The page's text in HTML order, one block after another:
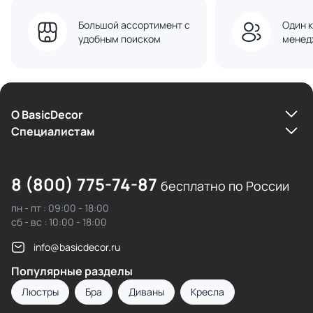
Большой ассортимент с
удобным поиском
Один
О BasicDecor
Cпециалистам
8 (800) 775-74-87 бесплатно по России
пн - пт : 09:00 - 18:00
сб - вс : 10:00 - 18:00
info@basicdecor.ru
Популярные разделы
Люстры Бра Диваны Кресла